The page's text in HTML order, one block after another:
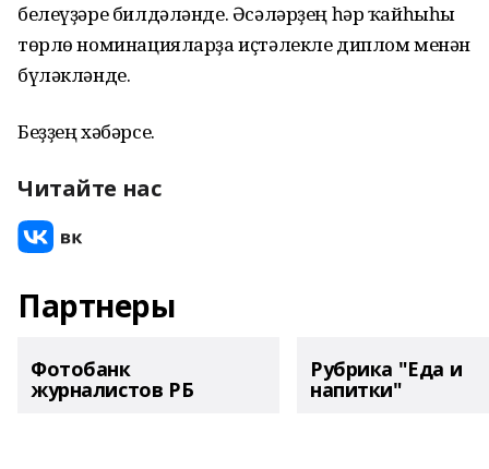
белеүҙәре билдәләнде. Әсәләрҙең һәр ҡайһыһы
төрлө номинацияларҙа иҫтәлекле диплом менән
бүләкләнде.
Беҙҙең хәбәрсе.
Читайте нас
Партнеры
Фотобанк
журналистов РБ
Рубрика "Еда и
напитки"